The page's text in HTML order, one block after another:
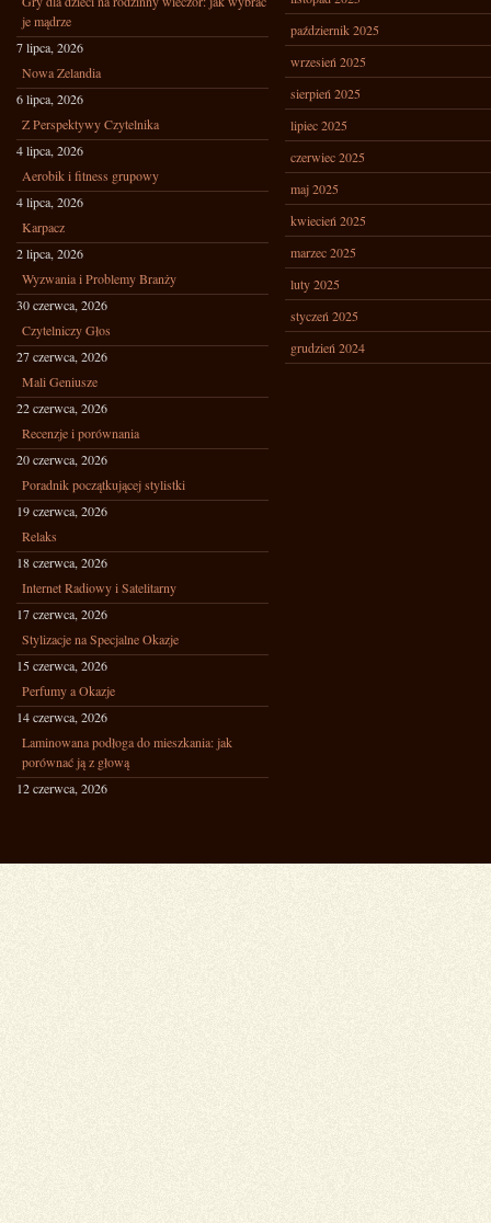
je mądrze
7 lipca, 2026
Nowa Zelandia
6 lipca, 2026
Z Perspektywy Czytelnika
4 lipca, 2026
Aerobik i fitness grupowy
4 lipca, 2026
Karpacz
2 lipca, 2026
Wyzwania i Problemy Branży
30 czerwca, 2026
Czytelniczy Głos
27 czerwca, 2026
Mali Geniusze
22 czerwca, 2026
Recenzje i porównania
20 czerwca, 2026
Poradnik początkującej stylistki
19 czerwca, 2026
Relaks
18 czerwca, 2026
Internet Radiowy i Satelitarny
17 czerwca, 2026
Stylizacje na Specjalne Okazje
15 czerwca, 2026
Perfumy a Okazje
14 czerwca, 2026
Laminowana podłoga do mieszkania: jak
porównać ją z głową
12 czerwca, 2026
październik 2025
wrzesień 2025
sierpień 2025
lipiec 2025
czerwiec 2025
maj 2025
kwiecień 2025
marzec 2025
luty 2025
styczeń 2025
grudzień 2024